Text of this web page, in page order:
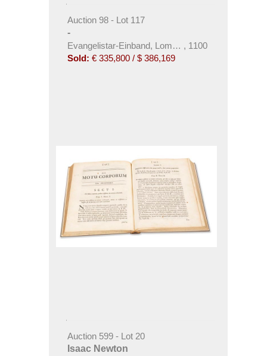
Auction 98 - Lot 117
-
Evangelistar-Einband, Lombardei
, 1100
Sold: € 335,800 / $ 386,169
Auction 599 - Lot 20
Isaac Newton